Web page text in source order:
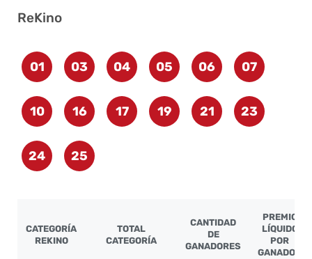
ReKino
01 03 04 05 06 07
10 16 17 19 21 23
24 25
CATEGORÍA
REKINO
TOTAL
CATEGORÍA
CANTIDAD
DE
GANADORES
PREMIO
LÍQUIDO
POR
GANADOR